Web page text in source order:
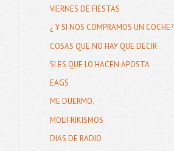
VIERNES DE FIESTAS
¿ Y SI NOS COMPRAMOS UN COCHE?
COSAS QUE NO HAY QUE DECIR
SI ES QUE LO HACEN APOSTA
EAGS
ME DUERMO.
MOLIFRIKISMOS
DIAS DE RADIO